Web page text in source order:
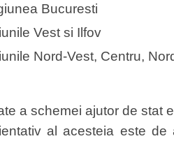
Bucuresti
Vest si Ilfov
Nord-Vest, Centru,
a schemei ajutor de stat
al acesteia este